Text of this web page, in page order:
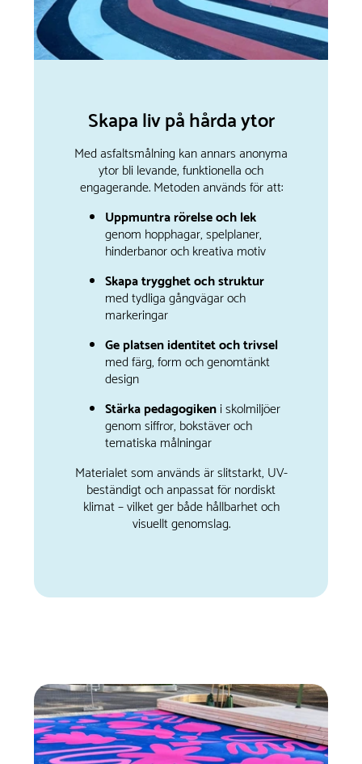
Skapa liv på hårda ytor
Med asfaltsmålning kan annars anonyma
ytor bli levande, funktionella och
engagerande. Metoden används för att:
Uppmuntra rörelse och lek
genom hopphagar, spelplaner,
hinderbanor och kreativa motiv
Skapa trygghet och struktur
med tydliga gångvägar och
markeringar
Ge platsen identitet och trivsel
med färg, form och genomtänkt
design
Stärka pedagogikeni skolmiljöer
genom siffror, bokstäver och
tematiska målningar
Materialet som används är slitstarkt, UV-
beständigt och anpassat för nordiskt
klimat – vilket ger både hållbarhet och
visuellt genomslag.